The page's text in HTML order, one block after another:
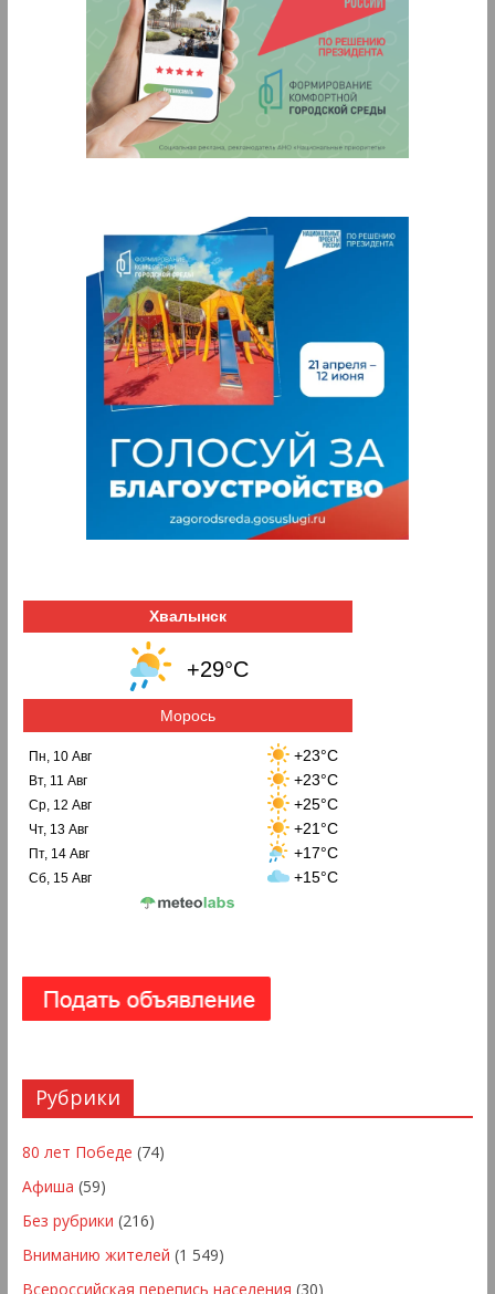
Хвалынск
+29°C
Морось
Пн, 10 Авг +23°C
Вт, 11 Авг +23°C
Ср, 12 Авг +25°C
Чт, 13 Авг +21°C
Пт, 14 Авг +17°C
Сб, 15 Авг +15°C
Рубрики
80 лет Победе (74)
Афиша (59)
Без рубрики (216)
Вниманию жителей (1 549)
Всероссийская перепись населения (30)